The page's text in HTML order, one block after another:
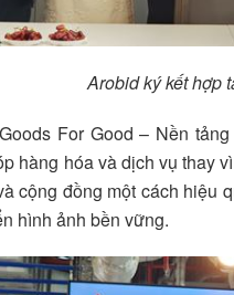
Arobid ký kết hợp
For Good – Nền
hàng hóa và dịch vụ thay
cộng đồng một cách hiệu
hình ảnh bền vững.